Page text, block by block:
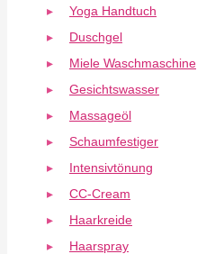
Yoga Handtuch
Duschgel
Miele Waschmaschine
Gesichtswasser
Massageöl
Schaumfestiger
Intensivtönung
CC-Cream
Haarkreide
Haarspray